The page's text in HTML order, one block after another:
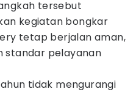
tersebut
kegiatan bongkar
tetap berjalan aman,
standar pelayanan
tidak mengurangi